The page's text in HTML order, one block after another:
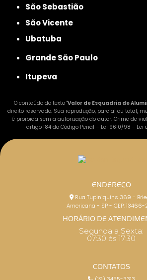
São Sebastião
São Vicente
Ubatuba
Grande São Paulo
Itupeva
O conteúdo do texto "Valor de Esquadria de
direito reservado. Sua reprodução, parcial ou total,
é proibida sem a autorização do autor. Crime de
artigo 184 do Código Penal – Lei 9610/98 - Lei
ENDEREÇO
Rua Tupiniquins 369 -
Americana - SP - CEP:
HORÁRIO DE
Segunda a Sexta:
07:30 às 17:30
CONTATOS